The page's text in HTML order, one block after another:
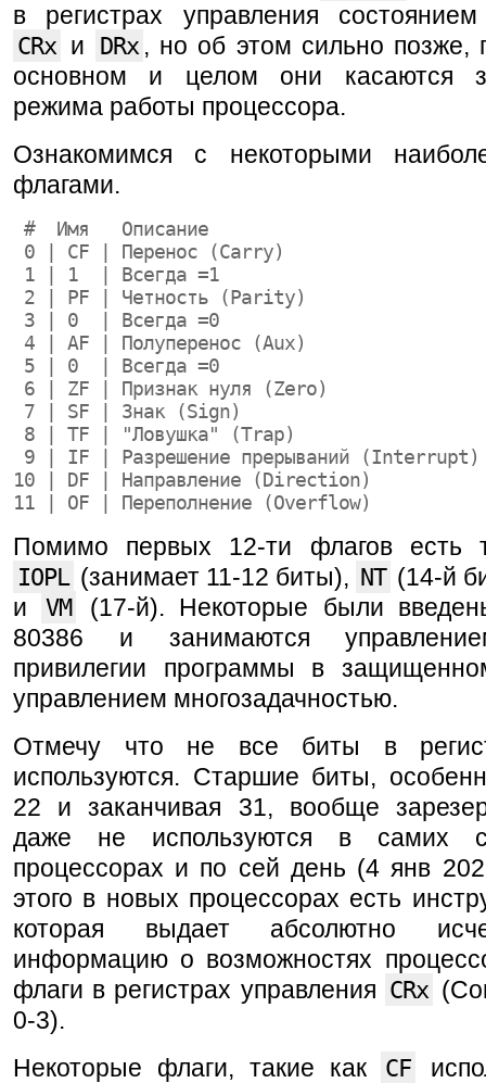
в регистрах управления
CRx и DRx , но об этом сильно позже,
основном и целом они касаются
режима работы процессора.
Ознакомимся с некоторыми
флагами.
#  Имя   Описание
0 | CF | Перенос (Carry)
1 | 1  | Всегда =1
2 | PF | Четность (Parity)
3 | 0  | Всегда =0
4 | AF | Полуперенос (Aux)
5 | 0  | Всегда =0
6 | ZF | Признак нуля (Zero)
7 | SF | Знак (Sign)
8 | TF | "Ловушка" (Trap)
9 | IF | Разрешение прерываний (Interrupt)
10 | DF | Направление (Direction)
11 | OF | Переполнение (Overflow)
Помимо первых 12-ти флагов есть
IOPL (занимает 11-12 биты), NT (14-й
и
VM
(17-й). Некоторые были
80386 и занимаются
привилегии программы в
управлением многозадачностью.
Отмечу что не все биты в
используются. Старшие биты,
22 и заканчивая 31, вообще
даже не используются в самих
процессорах и по сей день (4 янв
этого в новых процессорах есть
которая выдает абсолютно
информацию о возможностях
флаги в регистрах управления CRx
0-3).
Некоторые флаги, такие как
CF